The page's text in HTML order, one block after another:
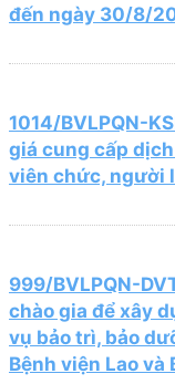
đến ngày 30/8/
1014/BVLPQN-
giá cung cấp
viên chức, người
999/BVLPQN-
chào gia để xây
vụ bảo trì, bảo
Bệnh viện Lao và